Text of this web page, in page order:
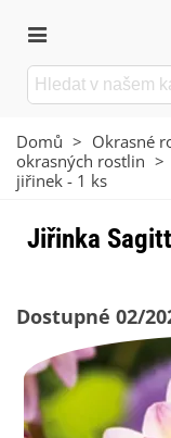
Domů > Okrasné
okrasných rostlin >
jiřinek - 1 ks
Jiřinka
Dostupné 02/